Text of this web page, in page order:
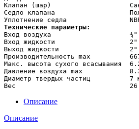
Клапан (шар)
Седло клапана
Технические параметры:
Вход воздуха                    ¾"
Вход жидкости                   2"
Выход жидкости                  2"
Производительность max
Макс. высота сухого всасывания
Давление воздуха max
Диаметр твердых частиц          7
Вес                             26
Описание
Описание